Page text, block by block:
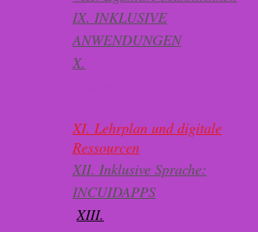
IX. INKLUSIVE
ANWENDUNGEN
X.
XI. Lehrplan und digitale
Ressourcen
XII. Inklusive Sprache:
INCUIDAPPS
​​XIII.